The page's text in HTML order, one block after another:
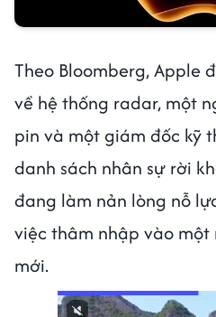
Theo Bloomberg, Apple
về hệ thống radar, một
pin và một giám đốc kỹ
danh sách nhân sự rời
đang làm nản lòng nỗ
việc thâm nhập vào
mới.